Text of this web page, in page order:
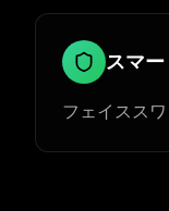
スマ
フェイスス